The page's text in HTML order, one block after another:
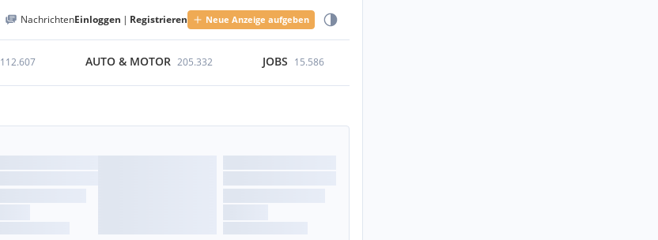
NachrichtenEinloggen | Registrieren Neue Anzeige aufgeben
112.607 AUTO & MOTOR 205.332 JOBS 15.586